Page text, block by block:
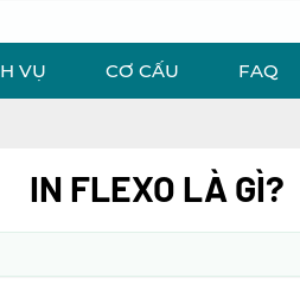
VỤ CƠ CẤU FAQ
IN FLEXO LÀ GÌ?